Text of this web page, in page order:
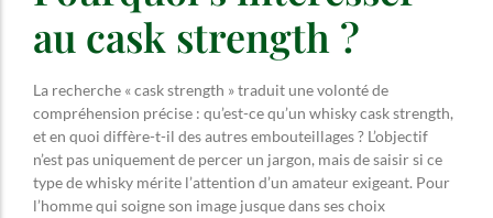
au cask strength ?
La recherche « cask strength » traduit une volonté de
compréhension précise : qu’est-ce qu’un whisky cask strength,
et en quoi diffère-t-il des autres embouteillages ? L’objectif
n’est pas uniquement de percer un jargon, mais de saisir si ce
type de whisky mérite l’attention d’un amateur exigeant. Pour
l’homme qui soigne son image jusque dans ses choix